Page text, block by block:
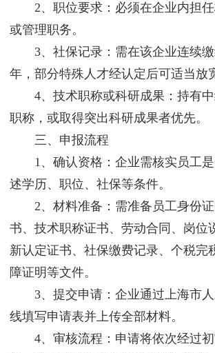
2、职位要求：必须在企业内担任
或管理职务。
3、社保记录：需在该企业连续缴
年，部分特殊人才经认定后可适当放
4、技术职称或科研成果：持有中
职称，或取得突出科研成果者优先。
三、申报流程
1、确认资格：企业需核实员工是
述学历、职位、社保等条件。
2、材料准备：需准备员工身份证
书、技术职称证书、劳动合同、岗位
新认定证书、社保缴费记录、个税完
障证明等文件。
3、提交申请：企业通过上海市人
线填写申请表并上传全部材料。
4、审核流程：申请将依次经过初